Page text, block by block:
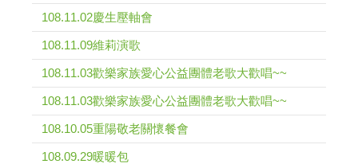
108.11.02慶生壓軸會
108.11.09維莉演歌
108.11.03歡樂家族愛心公益團體老歌大歡唱~~
108.11.03歡樂家族愛心公益團體老歌大歡唱~~
108.10.05重陽敬老關懷餐會
108.09.29暖暖包